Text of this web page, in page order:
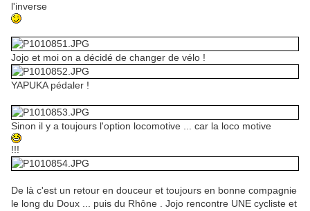
l'inverse
Jojo et moi on a décidé de changer de vélo !
YAPUKA pédaler !
Sinon il y a toujours l'option locomotive ... car la loco motive
!!!
De là c'est un retour en douceur et toujours en bonne compagnie
le long du Doux ... puis du Rhône . Jojo rencontre UNE cycliste et